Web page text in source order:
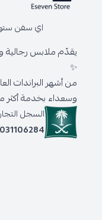
اي سفن
يقدّم ملابس رجالية
✨
من أشهر البراندات
وسعداء بخدمة أكثر من 300,000 عميل حول
السجل